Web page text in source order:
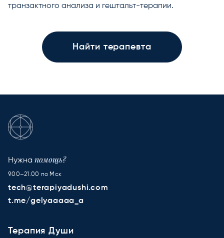
транзактного анализа и гештальт-терапии.
Найти терапевта
Нужна помощь?
9.00–21.00 по Мск
tech@terapiyadushi.com
t.me/gelyaaaaa_a
Терапия Души